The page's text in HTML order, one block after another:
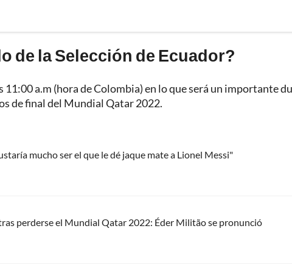
de la Selección de Ecuador?
a.m (hora de Colombia) en lo que será un importante
de final del Mundial Qatar 2022.
mucho ser el que le dé jaque mate a Lionel Messi"
perderse el Mundial Qatar 2022: Éder Militão se pronunció